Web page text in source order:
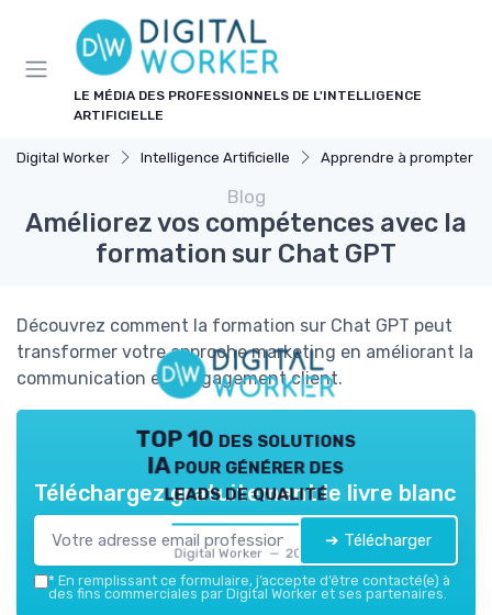
LE MÉDIA DES PROFESSIONNELS DE L'INTELLIGENCE
ARTIFICIELLE
Digital Worker Intelligence Artificielle Apprendre à prompter
Blog
Améliorez vos compétences avec la
formation sur Chat GPT
Découvrez comment la formation sur Chat GPT peut
transformer votre approche marketing en améliorant la
communication et l'engagement client.
TOP 10 des solutions
IA pour générer des
leads de qualité
Digital Worker — 2026
Téléchargez gratuitement le livre blanc
➔ Télécharger
* En remplissant ce formulaire, j’accepte d’être contacté(e) à
des fins commerciales par Digital Worker et ses partenaires.